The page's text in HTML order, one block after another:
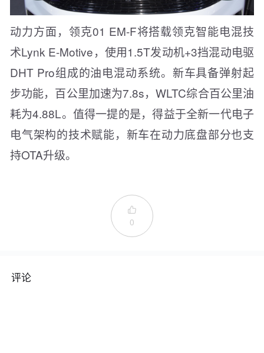
动力方面，领克01 EM-F将搭载领克智能电混技
术Lynk E-Motive，使用1.5T发动机+3挡混动电驱
DHT Pro组成的油电混动系统。新车具备弹射起
步功能，百公里加速为7.8s，WLTC综合百公里油
耗为4.88L。值得一提的是，得益于全新一代电子
电气架构的技术赋能，新车在动力底盘部分也支
持OTA升级。

0
评论